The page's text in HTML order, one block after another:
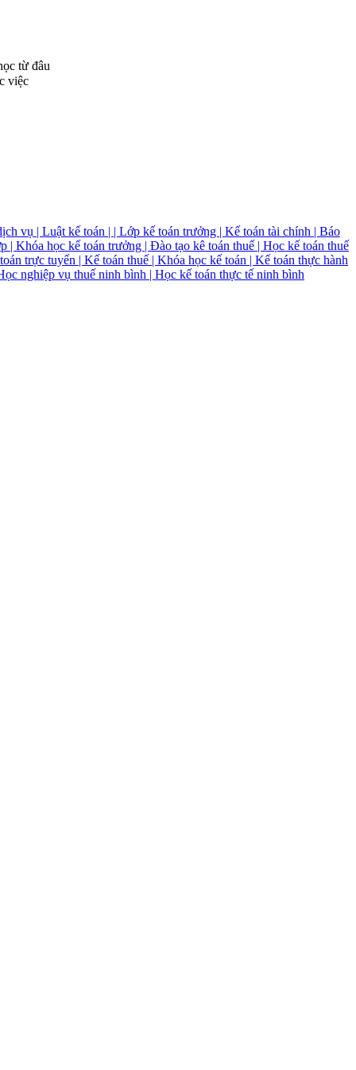
từ đâu
việc
vụ | Luật kế toán | | Lớp kế toán trưởng | Kế toán tài chính | Báo
Khóa học kế toán trưởng | Đào tạo kê toán thuế | Học kế toán thuế
trực tuyến | Kế toán thuế | Khóa học kế toán | Kế toán thực hành
nghiệp vụ thuế ninh bình | Học kế toán thực tế ninh bình